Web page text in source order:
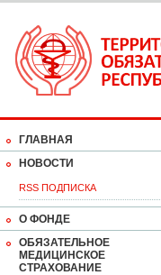
ГЛАВНАЯ
НОВОСТИ
RSS ПОДПИСКА
О ФОНДЕ
ОБЯЗАТЕЛЬНОЕ
МЕДИЦИНСКОЕ
СТРАХОВАНИЕ